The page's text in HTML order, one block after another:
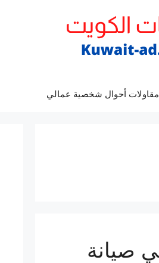
أحوال شخصية عمالي
البر / 98548488 / فني صيانة